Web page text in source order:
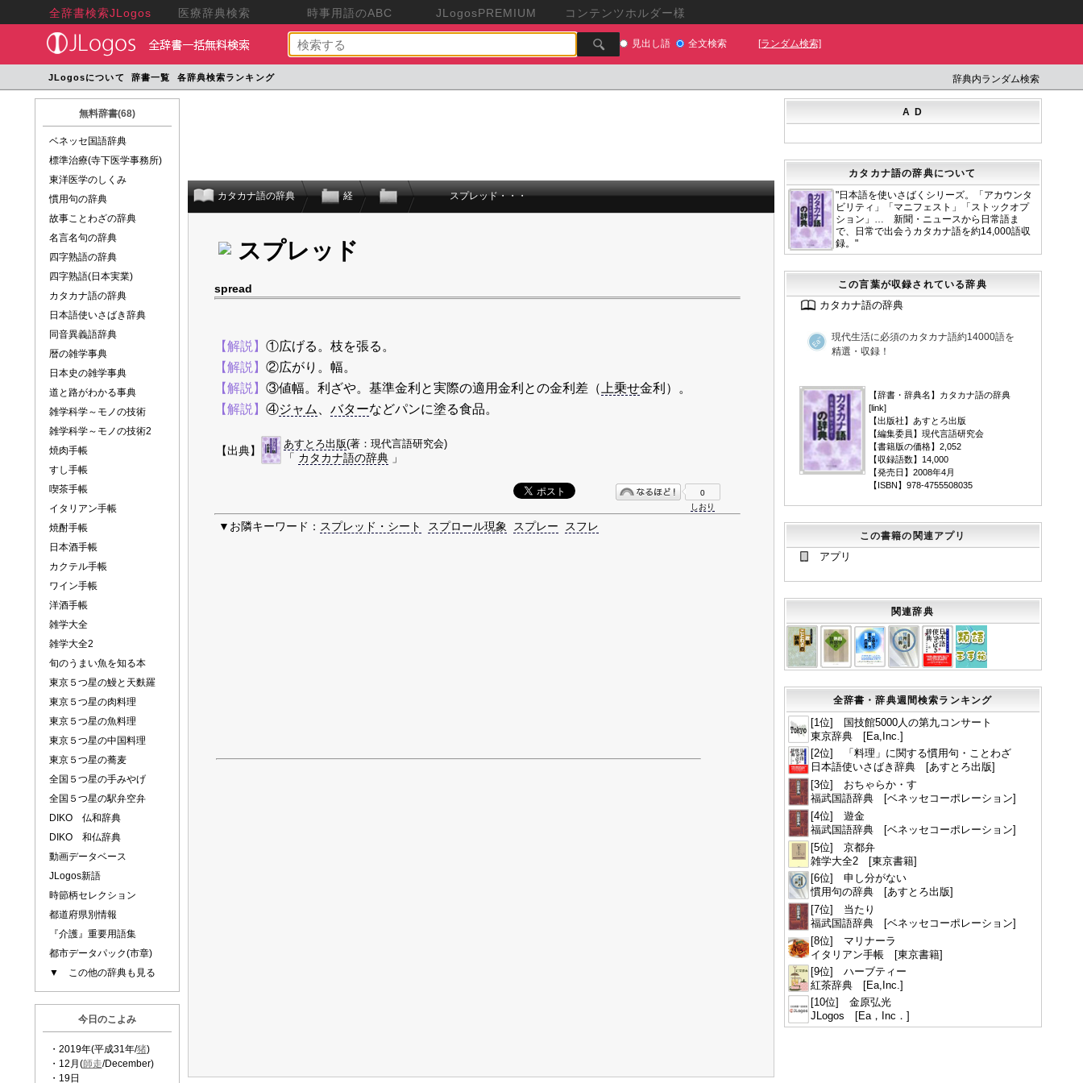
全辞書検索JLogos 医療辞典検索 時事用語のABC JLogosPREMIUM コンテンツホルダー様
見出し語 全文検索 [ランダム検索]
JLogosについて 辞書一覧 各辞典検索ランキング 辞典内ランダム検索
無料辞書(68)
ベネッセ国語辞典
標準治療(寺下医学事務所)
東洋医学のしくみ
慣用句の辞典
故事ことわざの辞典
名言名句の辞典
四字熟語の辞典
四字熟語(日本実業)
カタカナ語の辞典
日本語使いさばき辞典
同音異義語辞典
暦の雑学事典
日本史の雑学事典
道と路がわかる事典
雑学科学～モノの技術
雑学科学～モノの技術2
焼肉手帳
すし手帳
喫茶手帳
イタリアン手帳
焼酎手帳
日本酒手帳
カクテル手帳
ワイン手帳
洋酒手帳
雑学大全
雑学大全2
旬のうまい魚を知る本
東京５つ星の鰻と天麩羅
東京５つ星の肉料理
東京５つ星の魚料理
東京５つ星の中国料理
東京５つ星の蕎麦
全国５つ星の手みやげ
全国５つ星の駅弁空弁
DIKO 仏和辞典
DIKO 和仏辞典
動画データベース
JLogos新語
時節柄セレクション
都道府県別情報
『介護』重要用語集
都市データパック(市章)
▼ この他の辞典も見る
今日のこよみ
・2019年(平成31年/猪)
・12月(師走/December)
・19日
カタカナ語の辞典 経 スプレッド・・・
スプレッド
spread
【解説】 ①広げる。枝を張る。
【解説】 ②広がり。幅。
【解説】 ③値幅。利ざや。基準金利と実際の適用金利との金利差（ 上乗せ金利）。
【解説】 ④ジャム バターなどパンに塗る食品。
【出典】
あすとろ出版(著：現代言語研究会)
「 カタカナ語の辞典」
0
しおり
▼お隣キーワード： スプレッド・シート スプロール現象 スプレー スフレ
A D
カタカナ語の辞典について
"日本語を使いさばくシリーズ。「アカウンタ
ビリティ」「マニフェスト」「ストックオプ
ション」… 新聞・ニュースから日常語ま
で、日常で出会うカタカナ語を約14,000語収
録。"
この言葉が収録されている辞典
カタカナ語の辞典
現代生活に必須のカタカナ語約14000語を
精選・収録！
【辞書・辞典名】カタカナ語の辞典
[link]
【出版社】あすとろ出版
【編集委員】現代言語研究会
【書籍版の価格】2,052
【収録語数】14,000
【発売日】2008年4月
【ISBN】978-4755508035
この書籍の関連アプリ
アプリ
関連辞典
全辞書・辞典週間検索ランキング
[1位] 国技館5000人の第九コンサート
東京辞典 [Ea,Inc.]
[2位] 「料理」に関する慣用句・ことわざ
日本語使いさばき辞典 [あすとろ出版]
[3位] おちゃらか・す
福武国語辞典 [ベネッセコーポレーション]
[4位] 遊金
福武国語辞典 [ベネッセコーポレーション]
[5位] 京都弁
雑学大全2 [東京書籍]
[6位] 申し分がない
慣用句の辞典 [あすとろ出版]
[7位] 当たり
福武国語辞典 [ベネッセコーポレーション]
[8位] マリナーラ
イタリアン手帳 [東京書籍]
[9位] ハーブティー
紅茶辞典 [Ea,Inc.]
[10位] 金原弘光
JLogos [Ea，Inc．]